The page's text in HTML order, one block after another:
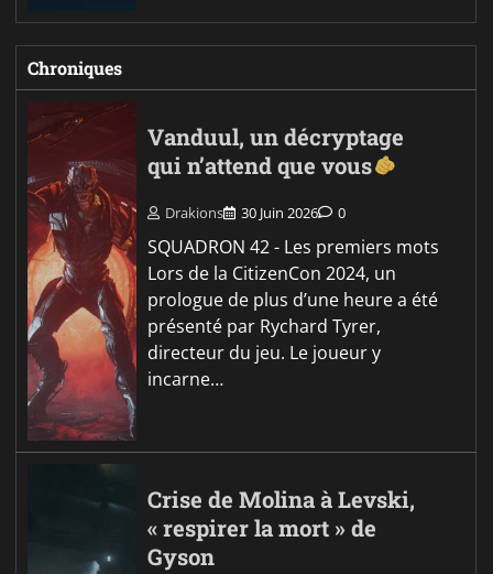
Chroniques
Vanduul, un décryptage
qui n’attend que vous
Drakions 30 Juin 2026 0
SQUADRON 42 - Les premiers mots
Lors de la CitizenCon 2024, un
prologue de plus d’une heure a été
présenté par Rychard Tyrer,
directeur du jeu. Le joueur y
incarne…
Crise de Molina à Levski,
« respirer la mort » de
Gyson